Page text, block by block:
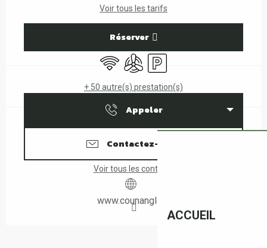
ACCUEIL
Voir tous les tarifs
Réserver
WiFi Air conditionné
Parking
+ 50 autre(s) prestation(s)
Appeler
Contactez-nous
Voir tous les contacts
www.counangle.fr